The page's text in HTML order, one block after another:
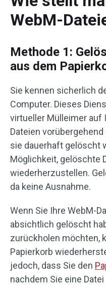
WebM-
Methode 1:
aus dem
Sie kennen sicherlich
Computer. Dieses
virtueller Mülleimer auf
Dateien
sie dauerhaft gelöscht
Möglichkeit, gelöschte
wiederherzustellen.
da keine Ausnahme.
Wenn Sie Ihre WebM-
absichtlich gelöscht
zurückholen möchten,
Papierkorb
jedoch, dass Sie den
nachdem Sie eine